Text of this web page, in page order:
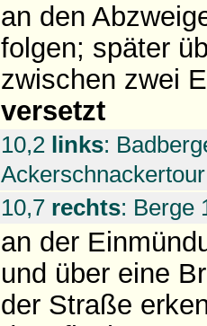
an den
folgen; später
zwischen zwei
versetzt
10,2 links:
10,7 rechts: Berge
an der
und über eine
der Straße